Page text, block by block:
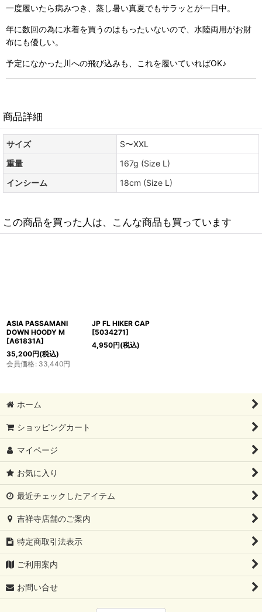
一度履いたら病みつき、蒸し暑い真夏でもサラッとが一日中。
年に数回の為に水着を買うのはもったいないので、水陸両用がお財
布にも優しい。
予定になかった川への飛び込みも、これを履いていればOK♪
商品詳細
サイズ
S〜XXL
重量
167g (Size L)
インシーム
18cm (Size L)
この商品を買った人は、こんな商品も買っています
ASIA PASSAMANI
DOWN HOODY M
[A61831A]
35,200円(税込)
会員価格: 33,440円
JP FL HIKER CAP
[5034271]
4,950円(税込)
ホーム
ショッピングカート
マイページ
お気に入り
最近チェックしたアイテム
吉祥寺店舗のご案内
特定商取引法表示
ご利用案内
お問い合せ